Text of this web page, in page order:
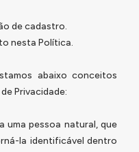
de cadastro.
nesta Política.
abaixo conceitos
Privacidade:
uma pessoa natural, que
la identificável dentro